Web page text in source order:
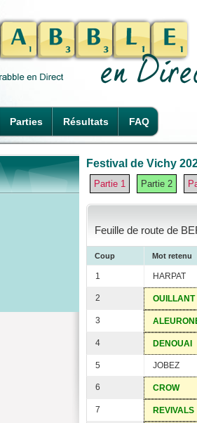
Parties Résultats FAQ
Festival de Vichy
Partie 1 Partie 2
Feuille de route de
Coup Mot retenu
1 HARPAT
2 OUILLANT
3
4 DENOUAI
5 JOBEZ
6 CROW
7 REVIVALS